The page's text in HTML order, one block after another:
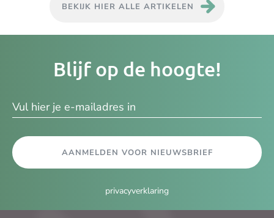
BEKIJK HIER ALLE ARTIKELEN
Blijf op de hoogte!
AANMELDEN VOOR NIEUWSBRIEF
privacyverklaring